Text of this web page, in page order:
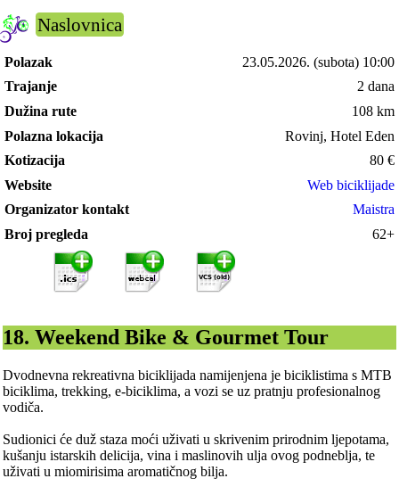
Naslovnica
Polazak 23.05.2026. (subota) 10:00
Trajanje
2 dana
Dužina rute
108 km
Polazna lokacija
Rovinj, Hotel Eden
Kotizacija
80 €
Website
Web biciklijade
Organizator kontakt
Maistra
Broj pregleda
62+
18. Weekend Bike & Gourmet Tour
Dvodnevna rekreativna biciklijada namijenjena je biciklistima s MTB
biciklima, trekking, e-biciklima, a vozi se uz pratnju profesionalnog
vodiča.
Sudionici će duž staza moći uživati u skrivenim prirodnim ljepotama,
kušanju istarskih delicija, vina i maslinovih ulja ovog podneblja, te
uživati u miomirisima aromatičnog bilja.